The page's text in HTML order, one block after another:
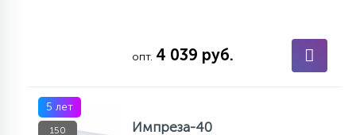
опт. 4 039 руб.
5 лет
150
Импреза-40